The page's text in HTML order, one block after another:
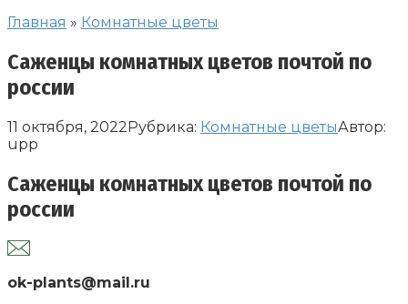
Главная » Комнатные цветы
Саженцы комнатных цветов почтой по
россии
11 октября, 2022Рубрика: Комнатные цветыАвтор:
upp
Саженцы комнатных цветов почтой по
россии
ok-plants@mail.ru